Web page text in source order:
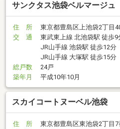
サンクタス池袋ベルマージュ
住 所
東京都豊島区上池袋2丁目
交 通
東武東上線 北池袋駅 徒歩9
JR山手線 池袋駅 徒歩12分
JR山手線 大塚駅 徒歩15分
総戸数
24戸
築年月
平成10年10月
スカイコートヌーベル池袋
住 所
東京都豊島区東池袋2丁目7